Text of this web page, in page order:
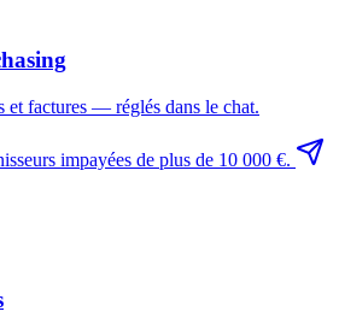
et factures — réglés dans le chat.
impayées de plus de 10 000 €.